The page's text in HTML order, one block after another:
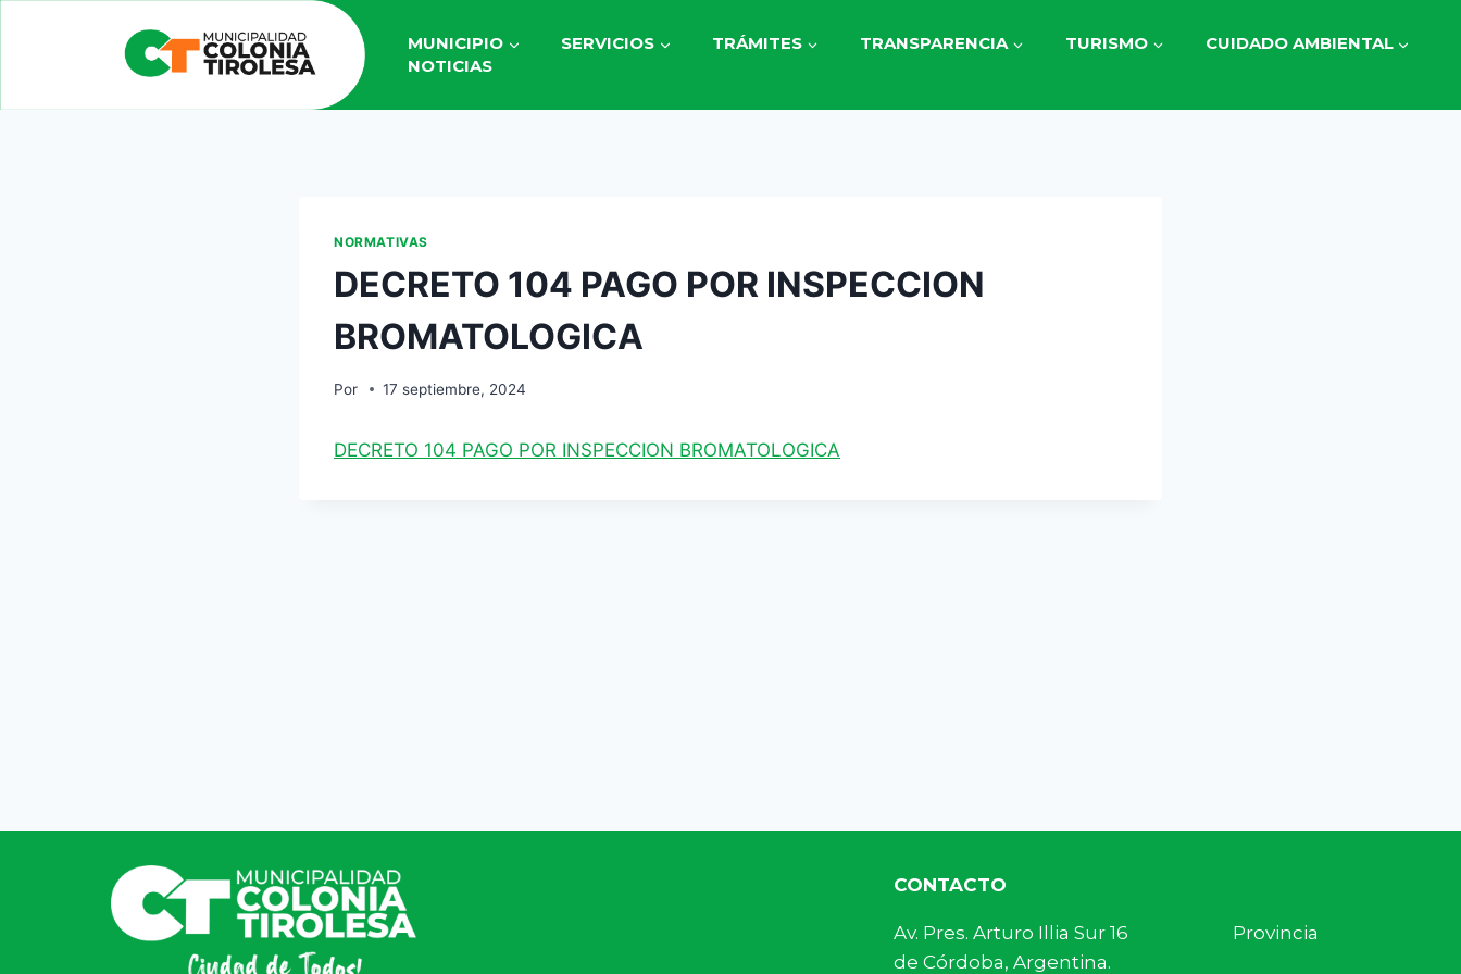
MUNICIPIO SERVICIOS TRÁMITES TRANSPARENCIA TURISMO
CUIDADO AMBIENTAL
NOTICIAS
NORMATIVAS
DECRETO 104 PAGO POR INSPECCION
BROMATOLOGICA
Por 17 septiembre, 2024
DECRETO 104 PAGO POR INSPECCION BROMATOLOGICA
CONTACTO
Av. Pres. Arturo Illia Sur 16 Provincia
de Córdoba, Argentina.